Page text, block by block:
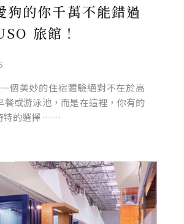
狗的你千萬不能錯過
旅館！
個美妙的住宿體驗絕對不在於高
餐或游泳池，而是在這裡，你有的
特的選擇 ……